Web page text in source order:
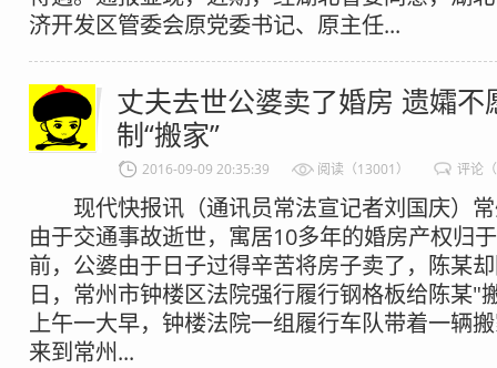
济开发区管委会原党委书记、原主任...
丈夫去世公婆卖了婚房 遗孀不
制“搬家”
2016-09-09 20:35:39 阅读（13001） 评论
现代快报讯（通讯员常法宣记者刘国庆）常
由于交通事故逝世，寓居10多年的婚房产权归
前，公婆由于日子过得辛苦将房子卖了，陈某
日，常州市钟楼区法院强行履行钢格板给陈
上午一大早，钟楼法院一组履行车队带着一辆
来到常州...